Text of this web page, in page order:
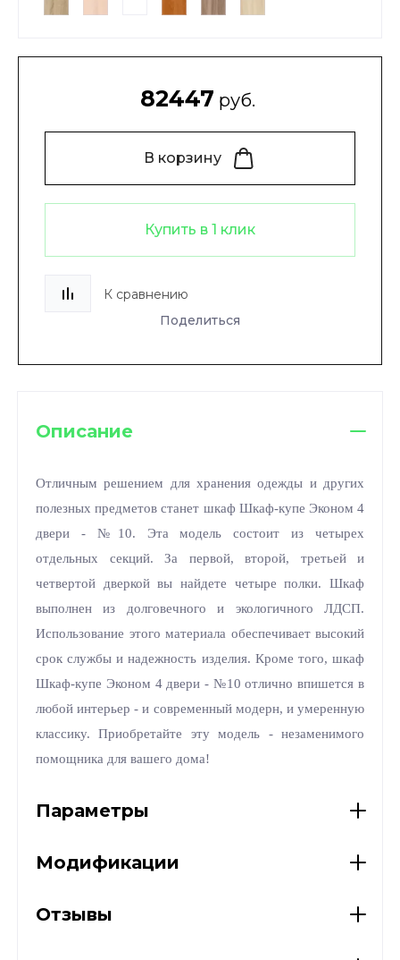
82447 руб.
В корзину
Купить в 1 клик
К сравнению
Поделиться
Описание
Отличным решением для хранения одежды и других
полезных предметов станет шкаф Шкаф-купе Эконом 4
двери - №10. Эта модель состоит из четырех
отдельных секций. За первой, второй, третьей и
четвертой дверкой вы найдете четыре полки. Шкаф
выполнен из долговечного и экологичного ЛДСП.
Использование этого материала обеспечивает высокий
срок службы и надежность изделия. Кроме того, шкаф
Шкаф-купе Эконом 4 двери - №10 отлично впишется в
любой интерьер - и современный модерн, и умеренную
классику. Приобретайте эту модель - незаменимого
помощника для вашего дома!
Параметры
Модификации
Отзывы